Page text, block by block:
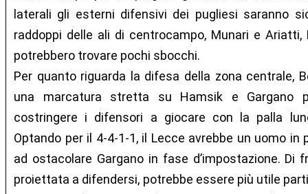
laterali gli esterni difensivi dei pugliesi saranno
raddoppi delle ali di centrocampo, Munari e
potrebbero trovare pochi sbocchi.
Per quanto riguarda la difesa della zona centrale,
una marcatura stretta su Hamsik e Gargano
costringere i difensori a giocare con la palla
Optando per il 4-4-1-1, il Lecce avrebbe un uomo in
ad ostacolare Gargano in fase d’impostazione. Di
proiettata a difendersi, potrebbe essere più utile